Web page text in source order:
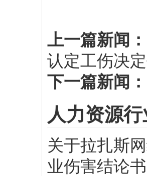
上一篇新闻：
认定工伤决
下一篇新闻：
人力资源
关于拉扎斯
业伤害结论